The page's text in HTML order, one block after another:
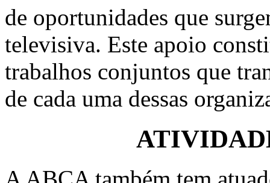
de oportunidades que
televisiva. Este apoio
trabalhos conjuntos que
de cada uma dessas